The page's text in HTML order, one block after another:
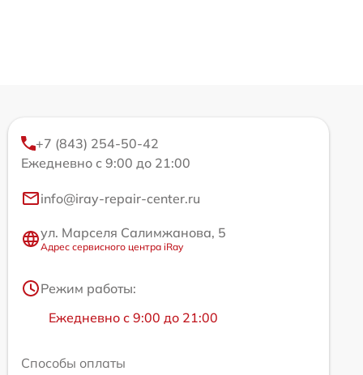
+7 (843) 254-50-42
Ежедневно с 9:00 до 21:00
info@iray-repair-center.ru
ул. Марселя Салимжанова, 5
Адрес сервисного центра iRay
Режим работы:
Ежедневно с 9:00 до 21:00
Способы оплаты